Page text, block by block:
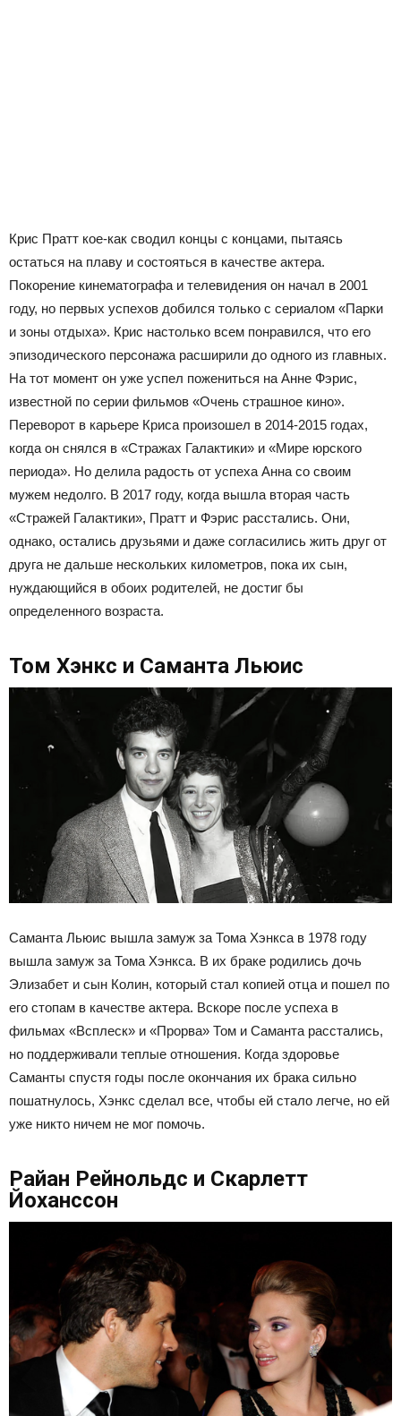
Крис Пратт кое-как сводил концы с концами, пытаясь
остаться на плаву и состояться в качестве актера.
Покорение кинематографа и телевидения он начал в 2001
году, но первых успехов добился только с сериалом «Парки
и зоны отдыха». Крис настолько всем понравился, что его
эпизодического персонажа расширили до одного из главных.
На тот момент он уже успел пожениться на Анне Фэрис,
известной по серии фильмов «Очень страшное кино».
Переворот в карьере Криса произошел в 2014-2015 годах,
когда он снялся в «Стражах Галактики» и «Мире юрского
периода». Но делила радость от успеха Анна со своим
мужем недолго. В 2017 году, когда вышла вторая часть
«Стражей Галактики», Пратт и Фэрис расстались. Они,
однако, остались друзьями и даже согласились жить друг от
друга не дальше нескольких километров, пока их сын,
нуждающийся в обоих родителей, не достиг бы
определенного возраста.
Том Хэнкс и Саманта Льюис
Саманта Льюис вышла замуж за Тома Хэнкса в 1978 году
вышла замуж за Тома Хэнкса. В их браке родились дочь
Элизабет и сын Колин, который стал копией отца и пошел по
его стопам в качестве актера. Вскоре после успеха в
фильмах «Всплеск» и «Прорва» Том и Саманта расстались,
но поддерживали теплые отношения. Когда здоровье
Саманты спустя годы после окончания их брака сильно
пошатнулось, Хэнкс сделал все, чтобы ей стало легче, но ей
уже никто ничем не мог помочь.
Райан Рейнольдс и Скарлетт
Йоханссон